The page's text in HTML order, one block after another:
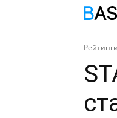
Рейтинги